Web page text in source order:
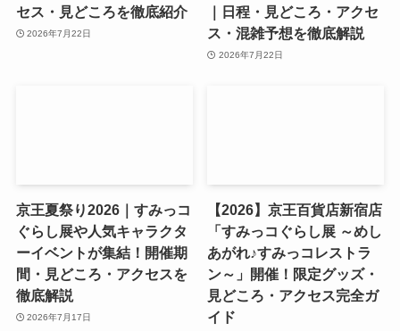
セス・見どころを徹底紹介
2026年7月22日
｜日程・見どころ・アクセ
ス・混雑予想を徹底解説
2026年7月22日
京王夏祭り2026｜すみっコ
ぐらし展や人気キャラクタ
ーイベントが集結！開催期
間・見どころ・アクセスを
徹底解説
2026年7月17日
【2026】京王百貨店新宿店
「すみっコぐらし展 ～めし
あがれ♪すみっコレストラ
ン～」開催！限定グッズ・
見どころ・アクセス完全ガ
イド